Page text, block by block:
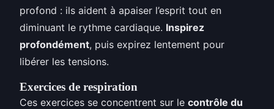
profond : ils aident à apaiser l’esprit tout en
diminuant le rythme cardiaque. Inspirez
profondément, puis expirez lentement pour
libérer les tensions.
Exercices de respiration
Ces exercices se concentrent sur le contrôle du